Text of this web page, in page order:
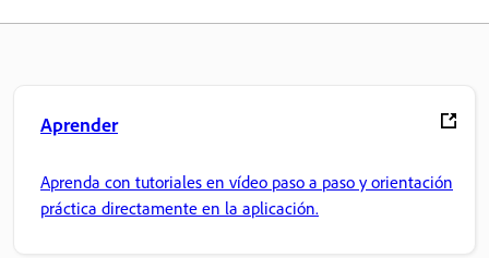
Aprender
Aprenda con tutoriales en vídeo paso a paso y orientación
práctica directamente en la aplicación.